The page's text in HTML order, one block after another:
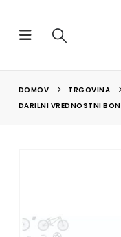
DOMOV TRGOVINA
DARILNI VREDNOSTNI BON